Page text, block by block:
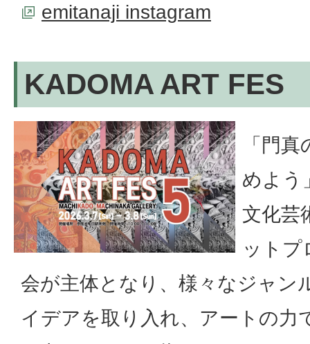
emitanaji instagram
KADOMA ART FES
「門
めよう
文化芸
ットプ
会が主体となり、様々なジャン
イデアを取り入れ、アートの力